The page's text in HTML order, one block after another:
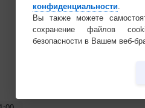
конфиденциальности.
Вы также можете
сохранение файлов
безопасности в Вашем веб-